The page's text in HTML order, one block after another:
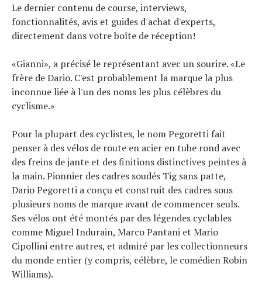
Le dernier contenu de course, interviews,
fonctionnalités, avis et guides d'achat d'experts,
directement dans votre boîte de réception!
«Gianni», a précisé le représentant avec un sourire. «Le
frère de Dario. C'est probablement la marque la plus
inconnue liée à l'un des noms les plus célèbres du
cyclisme.»
Pour la plupart des cyclistes, le nom Pegoretti fait
penser à des vélos de route en acier en tube rond avec
des freins de jante et des finitions distinctives peintes à
la main. Pionnier des cadres soudés Tig sans patte,
Dario Pegoretti a conçu et construit des cadres sous
plusieurs noms de marque avant de commencer seuls.
Ses vélos ont été montés par des légendes cyclables
comme Miguel Indurain, Marco Pantani et Mario
Cipollini entre autres, et admiré par les collectionneurs
du monde entier (y compris, célèbre, le comédien Robin
Williams).